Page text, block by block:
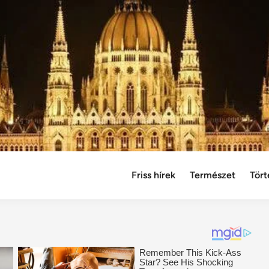
Friss hírek Természet